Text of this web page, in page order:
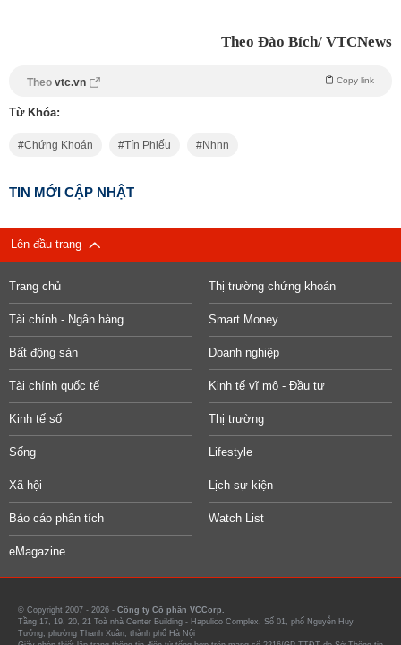
Theo Đào Bích/ VTCNews
Theo vtc.vn Copy link
Từ Khóa:
Chứng Khoán Tín Phiếu Nhnn
TIN MỚI CẬP NHẬT
Lên đầu trang
Trang chủ Thị trường chứng khoán
Tài chính - Ngân hàng Smart Money
Bất động sản Doanh nghiệp
Tài chính quốc tế Kinh tế vĩ mô - Đầu tư
Kinh tế số Thị trường
Sống Lifestyle
Xã hội Lịch sự kiện
Báo cáo phân tích Watch List
eMagazine
© Copyright 2007 - 2026 - Công ty Cổ phần VCCorp.
Tầng 17, 19, 20, 21 Toà nhà Center Building - Hapulico Complex, Số 01, phố Nguyễn Huy
Tưởng, phường Thanh Xuân, thành phố Hà Nội